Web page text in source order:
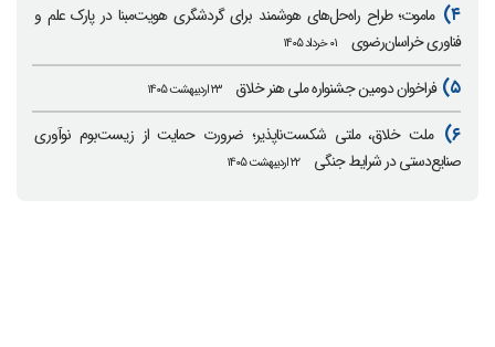
۴)
ماموت؛ طراح راه‌حل‌های هوشمند برای گردشگری هویت‌مبنا در پارک علم و
فناوری خراسان‌رضوی
۰۱ خرداد ۱۴۰۵
۵) فراخوان دومین جشنواره ملی هنر خلاق ۲۳ اردیبهشت ۱۴۰۵
۶)
ملت خلاق، ملتی شکست‌ناپذیر؛ ضرورت حمایت از زیست‌بوم نوآوری
صنایع‌دستی در شرایط جنگی
۲۲ اردیبهشت ۱۴۰۵